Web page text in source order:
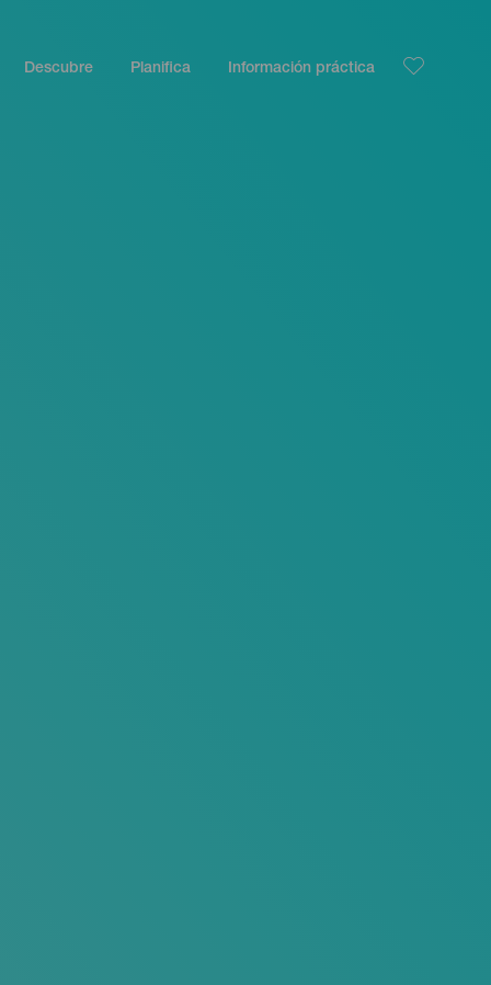
Descubre Planifica Información práctica